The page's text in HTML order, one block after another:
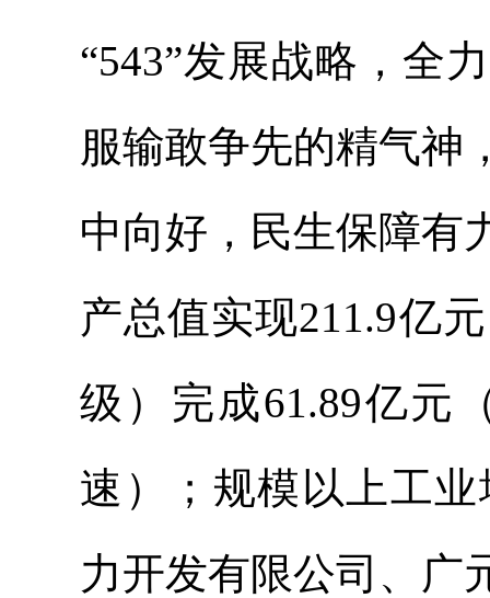
“543”发展战略，全
服输敢争先的精气神
中向好，民生保障有
产总值实现211.9亿
级）完成61.89亿元
速）；规模以上工
力开发有限公司、广